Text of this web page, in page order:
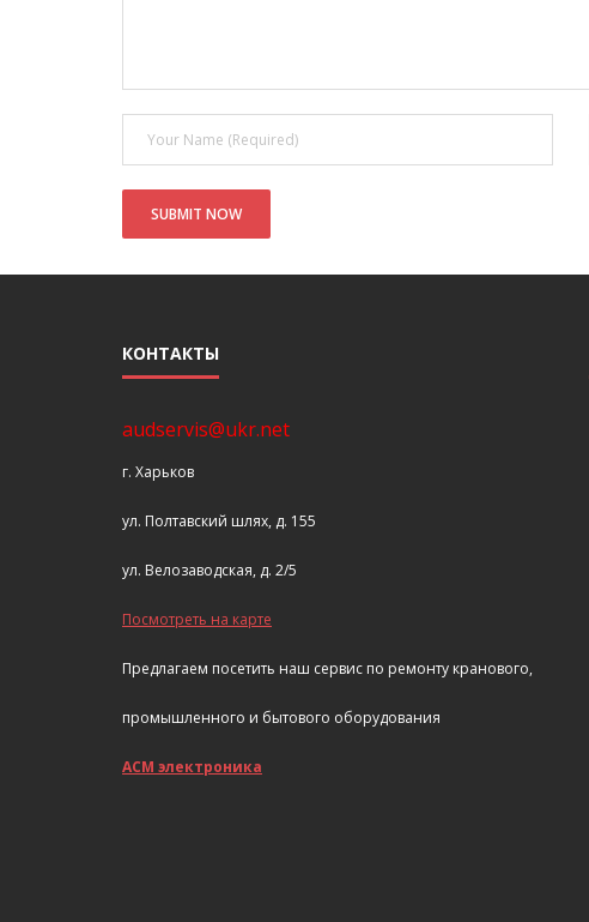
КОНТАКТЫ
audservis@ukr.net
г. Харьков
ул. Полтавский шлях, д. 155
ул. Велозаводская, д. 2/5
Посмотреть на карте
Предлагаем посетить наш сервис по ремонту кранового,
промышленного и бытового оборудования
АСМ электроника